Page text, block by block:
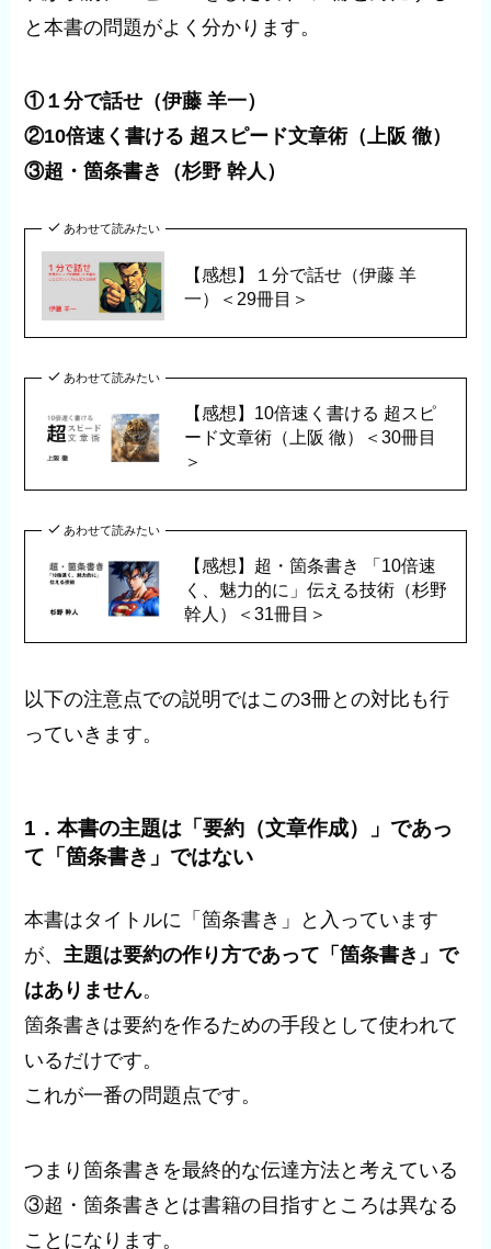
と本書の問題がよく分かります。
①１分で話せ（伊藤 羊一）
②10倍速く書ける 超スピード文章術（上阪 徹）
③超・箇条書き（杉野 幹人）
あわせて読みたい
【感想】１分で話せ（伊藤 羊
一）＜29冊目＞
あわせて読みたい
【感想】10倍速く書ける 超スピ
ード文章術（上阪 徹）＜30冊目
＞
あわせて読みたい
【感想】超・箇条書き 「10倍速
く、魅力的に」伝える技術（杉野
幹人）＜31冊目＞
以下の注意点での説明ではこの3冊との対比も行
っていきます。
1．本書の主題は「要約（文章作成）」であっ
て「箇条書き」ではない
本書はタイトルに「箇条書き」と入っています
が、主題は要約の作り方であって「箇条書き」で
はありません。
箇条書きは要約を作るための手段として使われて
いるだけです。
これが一番の問題点です。
つまり箇条書きを最終的な伝達方法と考えている
③超・箇条書きとは書籍の目指すところは異なる
ことになります。